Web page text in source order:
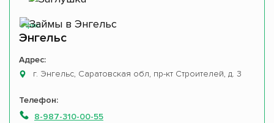
Офис
Энгельс
Адрес:
г. Энгельс, Саратовская обл, пр-кт Строителей, д. 3
Телефон:
8-987-310-00-55